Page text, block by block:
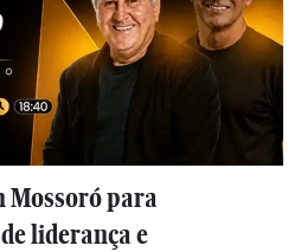
Mossoró para
liderança e